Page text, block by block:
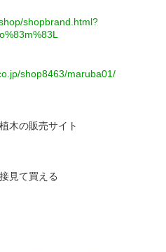
shopbrand.html?
shop8463/maruba01/
木の販売サイト
見て買える